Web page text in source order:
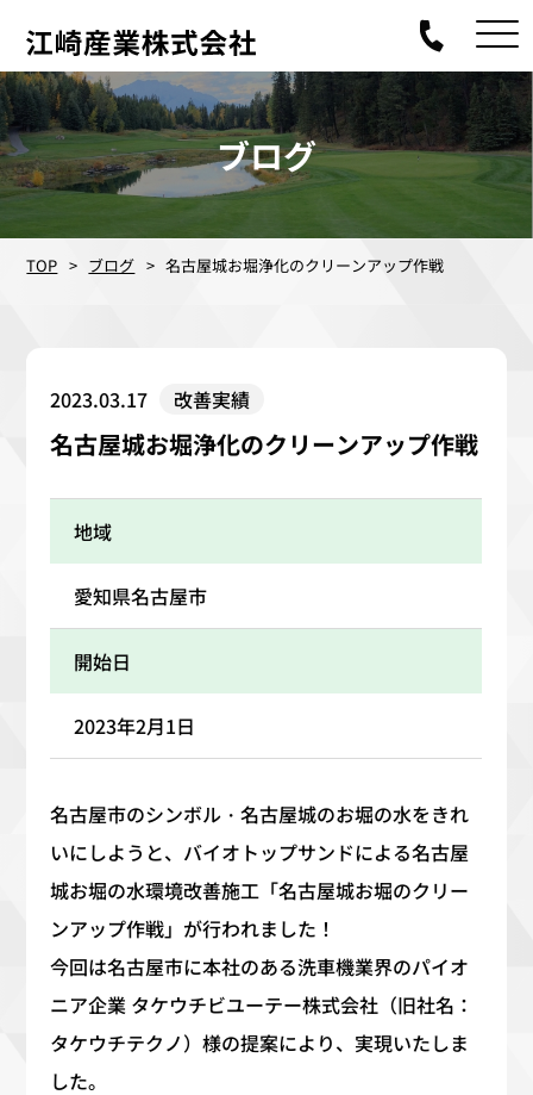
ブログ
TOP ブログ 名古屋城お堀浄化のクリーンアップ作戦
2023.03.17 改善実績
名古屋城お堀浄化のクリーンアップ作戦
地域
愛知県名古屋市
開始日
2023年2月1日
名古屋市のシンボル・名古屋城のお堀の水をきれ
いにしようと、バイオトップサンドによる名古屋
城お堀の水環境改善施工「名古屋城お堀のクリー
ンアップ作戦」が行われました！
今回は名古屋市に本社のある洗車機業界のパイオ
ニア企業 タケウチビユーテー株式会社（旧社名：
タケウチテクノ）様の提案により、実現いたしま
した。